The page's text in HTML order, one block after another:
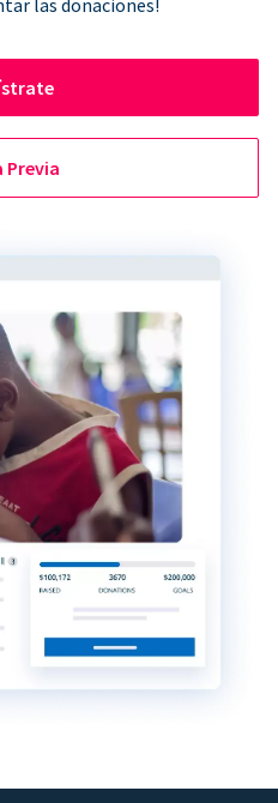
Previa